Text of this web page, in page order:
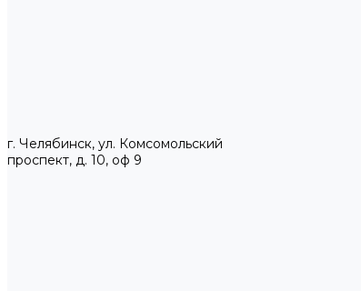
г. Челябинск, ул. Комсомольский
проспект, д. 10, оф 9